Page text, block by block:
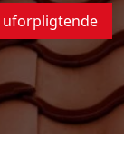
uforpligtende